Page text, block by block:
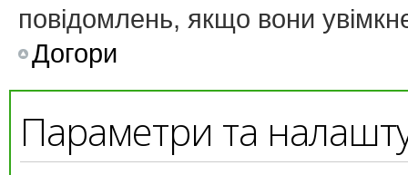
повідомлень, якщо вони
Догори
Параметри та